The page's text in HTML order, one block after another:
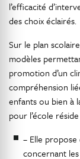
l’efficacité
des choix éclairés.
Sur le plan
modèles
promotion d’un
compréhension
enfants ou bien à
pour l’école
– Elle propose
concernant